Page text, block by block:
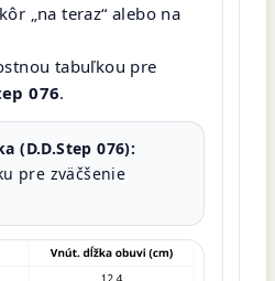
„na teraz“ alebo na
tabuľkou pre
076.
(D.D.Step 076):
pre zväčšenie